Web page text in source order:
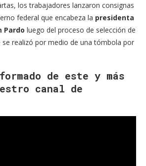
los trabajadores lanzaron consignas
federal que encabeza la presidenta
Pardo luego del proceso de selección de
se realizó por medio de una tómbola por
de este y más
canal de